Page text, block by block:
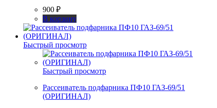
900 ₽
В корзину
Быстрый просмотр
Быстрый просмотр
Рассеиватель подфарника ПФ10 ГАЗ-69/51
(ОРИГИНАЛ)